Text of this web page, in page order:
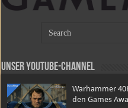
Unser Youtube-Channel
Warhammer
den Games